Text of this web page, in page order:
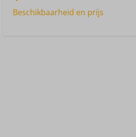
Beschikbaarheid en prijs